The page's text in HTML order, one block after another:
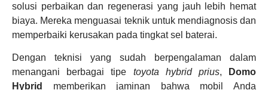
solusi perbaikan dan regenerasi yang jauh lebih hemat
biaya. Mereka menguasai teknik untuk mendiagnosis dan
memperbaiki kerusakan pada tingkat sel baterai.
Dengan teknisi yang sudah berpengalaman dalam
menangani berbagai tipe toyota hybrid prius,
Domo
Hybrid
memberikan jaminan bahwa mobil Anda